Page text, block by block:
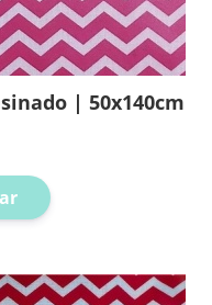
| 50x140cm